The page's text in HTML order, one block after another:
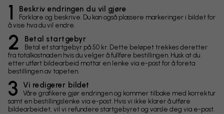
1 Beskriv endringen du vil gjøre
Forklare og beskrive. Du kan også plassere markeringer i bildet for
å vise hva du vil endre.
2 Betal startgebyr
Betal et startgebyr på 50 kr. Dette beløpet trekkes deretter
fra totalkostnaden hvis du velger å fullføre bestillingen. Husk at du
etter utført bildearbeid mottar en lenke via e-post for å foreta
bestillingen av tapeten.
3 Vi redigerer bildet
Våre grafikere gjør endringen og kommer tilbake med korrektur
samt en bestillingslenke via e-post. Hvis vi ikke klarer å utføre
bildearbeidet, vil vi refundere startgebyret og varsle deg via e-post.